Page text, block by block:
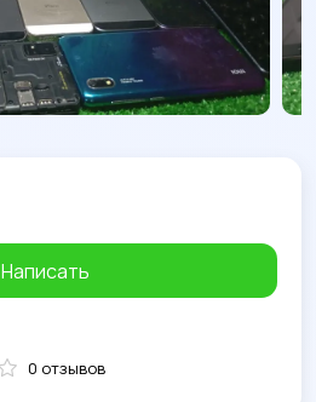
Написать
0 отзывов